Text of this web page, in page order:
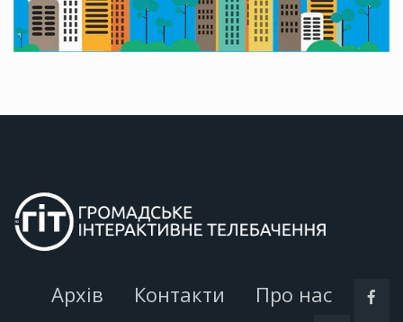
Архів Контакти Про нас